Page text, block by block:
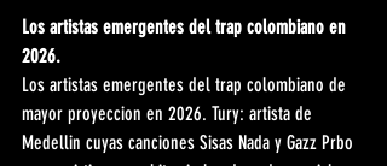
Los artistas emergentes del trap colombiano en
2026.
Los artistas emergentes del trap colombiano de
mayor proyeccion en 2026. Tury: artista de
Medellin cuyas canciones Sisas Nada y Gazz Prbo